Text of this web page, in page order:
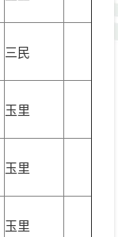
三民
玉里
玉里
玉里